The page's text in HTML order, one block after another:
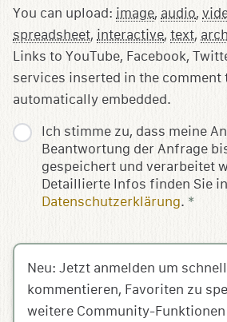
Ich stimme zu, dass meine
Beantwortung der Anfrage
gespeichert und verarbeitet
Detaillierte Infos finden Sie
Datenschutzerklärung. *
You can upload: image, audio,
spreadsheet, interactive, text,
Links to YouTube, Facebook,
services inserted in the comment
automatically embedded.
Neu: Jetzt anmelden um
kommentieren, Favoriten zu
weitere Community-